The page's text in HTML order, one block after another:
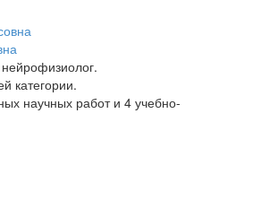
категории.
научных работ и 4 учебно-